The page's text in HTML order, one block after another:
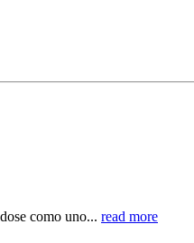
como uno... read more